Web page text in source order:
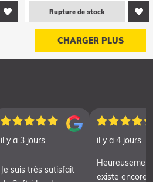
Rupture de stock
CHARGER PLUS
il y a 3 jours
Je suis très satisfait
il y a 4 jours
existe encore